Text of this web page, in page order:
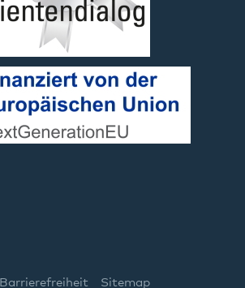
Barrierefreiheit Sitemap